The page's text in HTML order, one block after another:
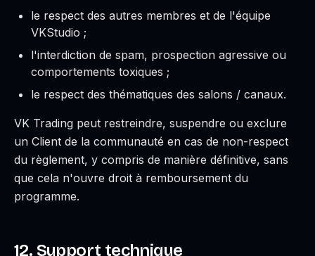
le respect des autres membres et de l'équipe
VKStudio ;
l'interdiction de spam, prospection agressive ou
comportements toxiques ;
le respect des thématiques des salons / canaux.
VK Trading peut restreindre, suspendre ou exclure
un Client de la communauté en cas de non-respect
du règlement, y compris de manière définitive, sans
que cela n'ouvre droit à remboursement du
programme.
12. Support technique